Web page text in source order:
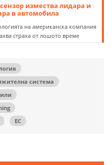
измества лидара и
в автомобила
на американска компания
страха от лошото време
система
ЕС